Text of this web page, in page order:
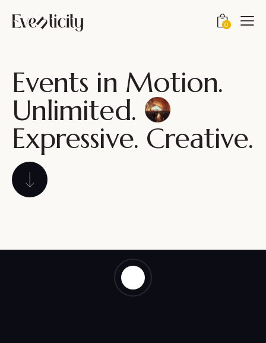
0
Expressive. Creative.
Unlimited.
Events in Motion.